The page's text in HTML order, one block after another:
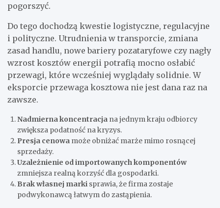
pogorszyć.
Do tego dochodzą kwestie logistyczne, regulacyjne
i polityczne. Utrudnienia w transporcie, zmiana
zasad handlu, nowe bariery pozataryfowe czy nagły
wzrost kosztów energii potrafią mocno osłabić
przewagi, które wcześniej wyglądały solidnie. W
eksporcie przewaga kosztowa nie jest dana raz na
zawsze.
Nadmierna koncentracja na jednym kraju odbiorcy
zwiększa podatność na kryzys.
Presja cenowa może obniżać marże mimo rosnącej
sprzedaży.
Uzależnienie od importowanych komponentów
zmniejsza realną korzyść dla gospodarki.
Brak własnej marki sprawia, że firma zostaje
podwykonawcą łatwym do zastąpienia.